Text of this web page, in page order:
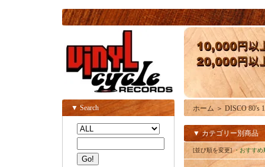
▼ Search ホーム ＞ DISCO 80's
▼ カテゴリー別商品
[並び順を変更]・おすすめ